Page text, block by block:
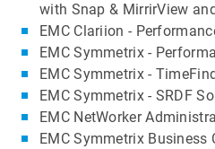
with Snap & MirrirView
EMC Clariion -
EMC Symmetrix -
EMC Symmetrix -
EMC Symmetrix - SRDF
EMC NetWorker
EMC Symmetrix Business